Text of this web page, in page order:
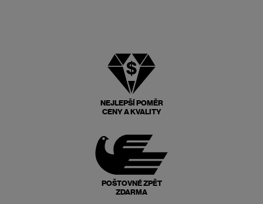
NEJLEPŠÍ POMĚR
CENY A KVALITY
POŠTOVNÉ ZPĚT
ZDARMA